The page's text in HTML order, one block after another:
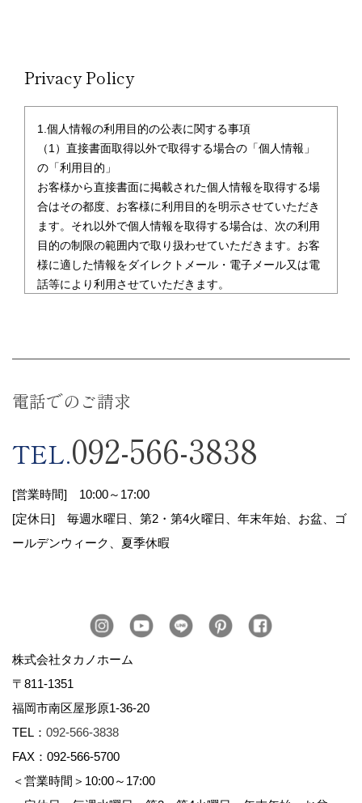
Privacy Policy
1.個人情報の利用目的の公表に関する事項
（1）直接書面取得以外で取得する場合の「個人情報」
の「利用目的」
お客様から直接書面に掲載された個人情報を取得する場
合はその都度、お客様に利用目的を明示させていただき
ます。それ以外で個人情報を取得する場合は、次の利用
目的の制限の範囲内で取り扱わせていただきます。お客
様に適した情報をダイレクトメール・電子メール又は電
話等により利用させていただきます。
（1）法令に基づく場合
（2）人の生命、身体及び財産の保護のために緊急の必
（3）協力会社と提携して業務を行う場合（協力会社に
3.開示・訂正・削除
（1）お客様の自己の情報について照会を希望される場
合、所定の手続きに基づき開示します。
個人情報保護に関して適用される法令、規範を遵守し、
安全管理のための必要かつ適切な措置を行います。
5.個人情報の取扱いに関する窓口
当社の個人情報の取り扱いに関する苦情については、下
株式会社タカノホーム
〒811-1351
電話でのご請求
TEL.092-566-3838
[営業時間] 10:00～17:00
[定休日] 毎週水曜日、第2・第4火曜日、年末年始、お盆、ゴ
ールデンウィーク、夏季休暇
株式会社タカノホーム
〒811-1351
福岡市南区屋形原1-36-20
TEL： 092-566-3838
FAX：092-566-5700
＜営業時間＞10:00～17:00